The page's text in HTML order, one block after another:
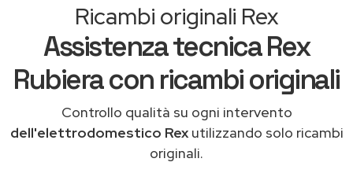
Ricambi originali Rex
Assistenza tecnica Rex
Rubiera con ricambi originali
Controllo qualità su ogni intervento
dell'elettrodomestico Rexutilizzando solo ricambi
originali.